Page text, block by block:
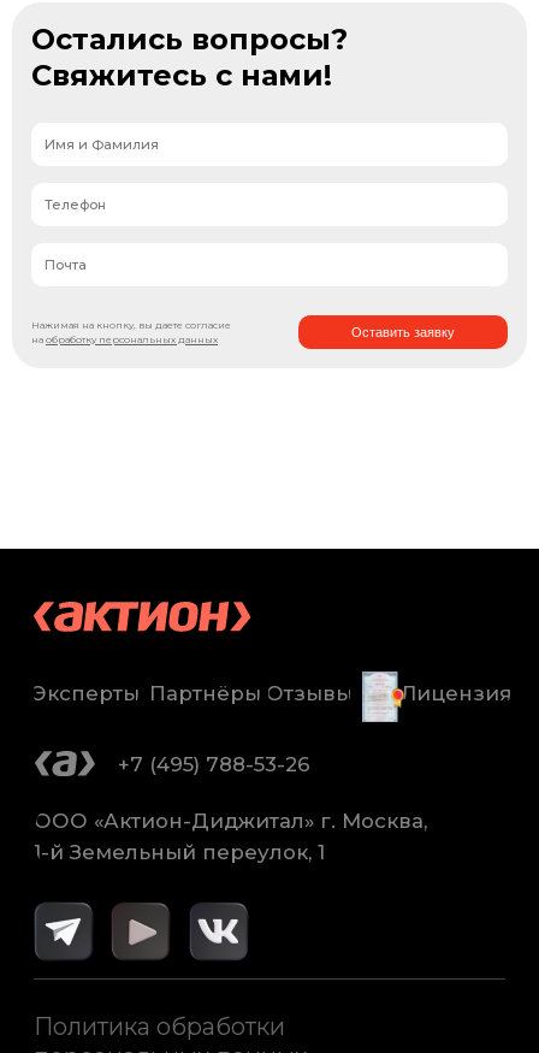
Остались вопросы?
Свяжитесь с нами!
Нажимая на кнопку, вы даете согласие
на обработку персональных данных Оставить заявку